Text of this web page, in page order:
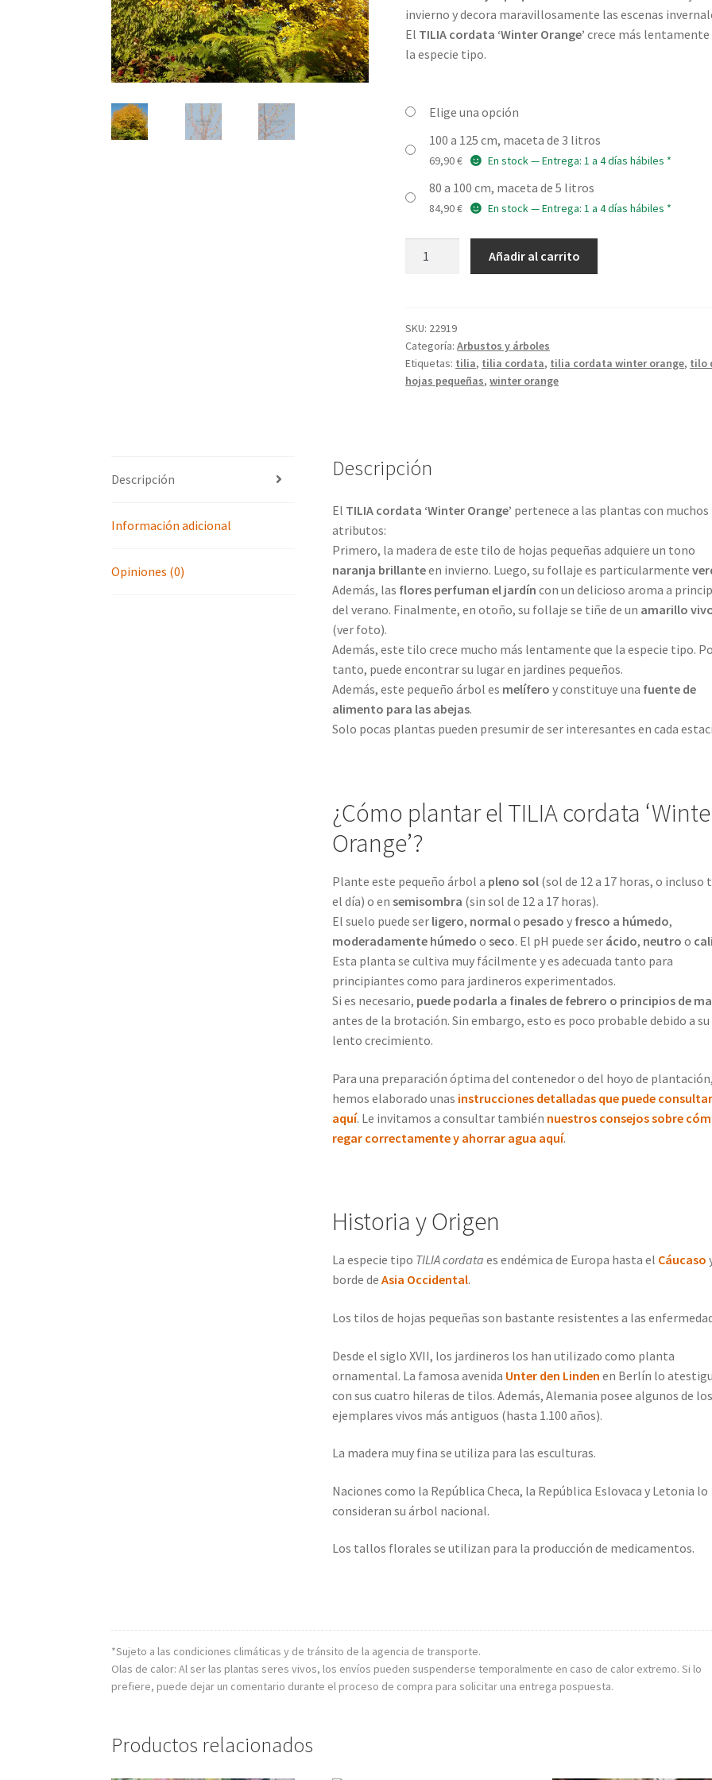
desde
invierno y decora maravillosamente las escenas
El TILIA cordata ‘Winter Orange’ crece más lentamente
la especie tipo.
Elige una opción
100 a 125 cm, maceta de 3 litros
69,90€ En stock — Entrega: 1 a 4 días hábiles *
80 a 100 cm, maceta de 5 litros
84,90€ En stock — Entrega: 1 a 4 días hábiles *
cantidad
Añadir al carrito
SKU: 22919
Categoría:Arbustos y árboles
Etiquetas: tilia, tilia cordata, tilia cordata winter orange, tilo
hojas pequeñas,winter orange
Descripción
Información adicional
Opiniones (0)
Descripción
El TILIA cordata ‘Winter Orange’ pertenece a las plantas con muchos
atributos:
Primero, la madera de este tilo de hojas pequeñas adquiere un tono
naranja brillanteen invierno. Luego, su follaje es particularmente
Además, las flores perfuman el jardín con un delicioso aroma a
del verano. Finalmente, en otoño, su follaje se tiñe de un amarillo
(ver foto).
Además, este tilo crece mucho más lentamente que la especie tipo.
tanto, puede encontrar su lugar en jardines pequeños.
Además, este pequeño árbol es melífero y constituye una fuente de
alimento para las abejas.
Solo pocas plantas pueden presumir de ser interesantes en cada
¿Cómo plantar el TILIA cordata
Orange’?
Plante este pequeño árbol a pleno sol(sol de 12 a 17 horas, o incluso
el día) o en semisombra (sin sol de 12 a 17 horas).
El suelo puede ser ligero, normalo pesado y fresco a húmedo,
moderadamente húmedo o seco. El pH puede ser ácido, neutro o
Esta planta se cultiva muy fácilmente y es adecuada tanto para
principiantes como para jardineros experimentados.
Si es necesario, puede podarla a finales de febrero o principios de
antes de la brotación. Sin embargo, esto es poco probable debido a su
lento crecimiento.
Para una preparación óptima del contenedor o del hoyo de plantación,
hemos elaborado unas instrucciones detalladas que puede consultar
aquí. Le invitamos a consultar también nuestros consejos sobre
regar correctamente y ahorrar agua aquí.
Historia y Origen
La especie tipo TILIA cordata es endémica de Europa hasta el Cáucaso
borde de Asia Occidental.
Los tilos de hojas pequeñas son bastante resistentes a las
Desde el siglo XVII, los jardineros los han utilizado como planta
ornamental. La famosa avenida Unter den Linden en Berlín lo
con sus cuatro hileras de tilos. Además, Alemania posee algunos de los
ejemplares vivos más antiguos (hasta 1.100 años).
La madera muy fina se utiliza para las esculturas.
Naciones como la República Checa, la República Eslovaca y Letonia lo
consideran su árbol nacional.
Los tallos florales se utilizan para la producción de medicamentos.
*Sujeto a las condiciones climáticas y de tránsito de la agencia de transporte.
Olas de calor: Al ser las plantas seres vivos, los envíos pueden suspenderse temporalmente en caso de calor extremo. Si lo
prefiere, puede dejar un comentario durante el proceso de compra para solicitar una entrega pospuesta.
Productos relacionados